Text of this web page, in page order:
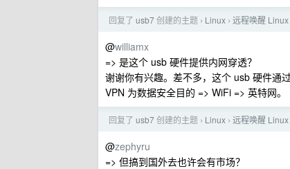
回复了 usb7创建的主题 › Linux › 远程唤醒
@williamx
=> 是这个 usb 硬件提供内网穿透？
谢谢你有兴趣。差不多，这个 usb 硬件通
VPN 为数据安全目的 => WiFi => 英特网。
回复了 usb7创建的主题 › Linux › 远程唤醒
@zephyru
=> 但搞到国外去也许会有市场？